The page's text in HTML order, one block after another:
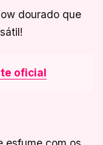
dourado que
oficial